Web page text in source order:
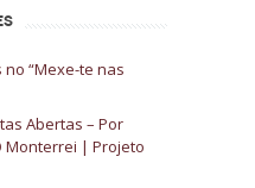
no “Mexe-te nas
Abertas – Por
Monterrei | Projeto